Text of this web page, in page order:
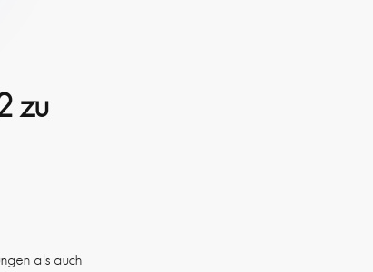
zu
als auch